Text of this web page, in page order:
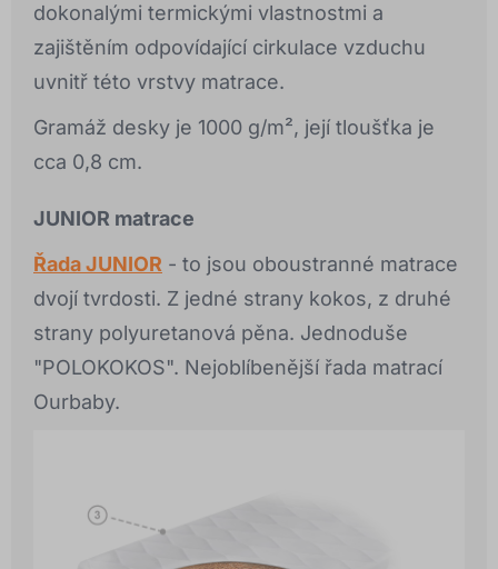
dokonalými termickými vlastnostmi a
zajištěním odpovídající cirkulace vzduchu
uvnitř této vrstvy matrace.
Gramáž desky je 1000 g/m², její tloušťka je
cca 0,8 cm.
JUNIOR matrace
Řada JUNIOR - to jsou oboustranné matrace
dvojí tvrdosti. Z jedné strany kokos, z druhé
strany polyuretanová pěna. Jednoduše
"POLOKOKOS". Nejoblíbenější řada matrací
Ourbaby.